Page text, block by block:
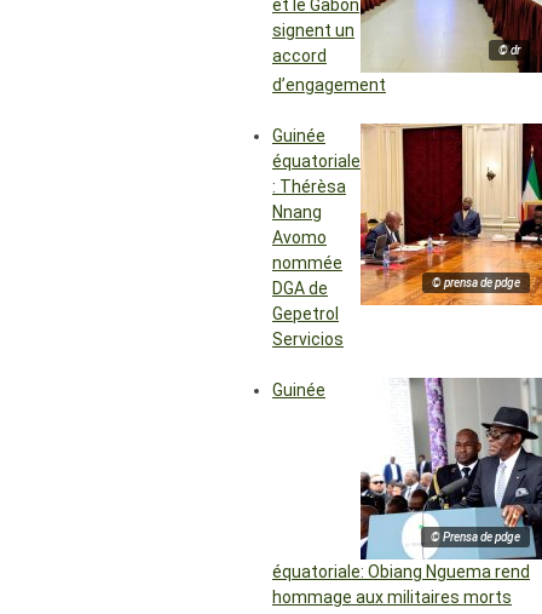
© dr
et le Gabon
signent un
accord
d’engagement
© prensa de pdge
Guinée
équatoriale
: Thérèsa
Nnang
Avomo
nommée
DGA de
Gepetrol
Servicios
© Prensa de pdge
Guinée
équatoriale: Obiang Nguema rend
hommage aux militaires morts